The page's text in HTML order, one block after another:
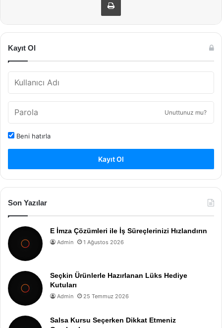
Kayıt Ol
Unuttunuz mu?
Beni hatırla
Kayıt Ol
Son Yazılar
E İmza Çözümleri ile İş Süreçlerinizi Hızlandırın
Admin 1 Ağustos 2026
Seçkin Ürünlerle Hazırlanan Lüks Hediye
Kutuları
Admin 25 Temmuz 2026
Salsa Kursu Seçerken Dikkat Etmeniz